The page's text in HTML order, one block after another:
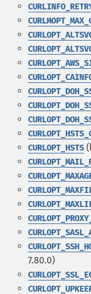
CURLOPT_HSTS
7.80.0)